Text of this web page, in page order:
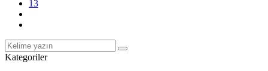
13
Kategoriler